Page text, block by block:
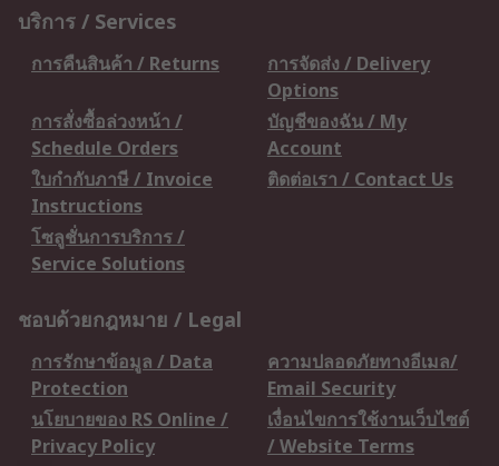
บริการ / Services
การคืนสินค้า / Returns
การจัดส่ง / Delivery
Options
การสั่งซื้อล่วงหน้า /
Schedule Orders
บัญชีของฉัน / My
Account
ใบกำกับภาษี / Invoice
Instructions
ติดต่อเรา / Contact Us
โซลูชั่นการบริการ /
Service Solutions
ชอบด้วยกฎหมาย / Legal
การรักษาข้อมูล / Data
Protection
ความปลอดภัยทางอีเมล/
Email Security
นโยบายของ RS Online /
Privacy Policy
เงื่อนไขการใช้งานเว็บไซต์
/ Website Terms